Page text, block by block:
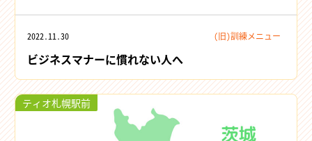
2022.11.30 (旧)訓練メニュー
ビジネスマナーに慣れない人へ
ティオ札幌駅前